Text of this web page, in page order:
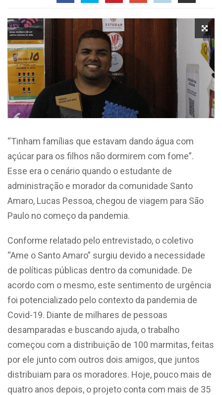
“Tinham famílias que estavam dando água com
açúcar para os filhos não dormirem com fome”.
Esse era o cenário quando o estudante de
administração e morador da comunidade Santo
Amaro, Lucas Pessoa, chegou de viagem para São
Paulo no começo da pandemia.
Conforme relatado pelo entrevistado, o coletivo
“Ame o Santo Amaro” surgiu devido a necessidade
de políticas públicas dentro da comunidade. De
acordo com o mesmo, este sentimento de urgência
foi potencializado pelo contexto da pandemia de
Covid-19. Diante de milhares de pessoas
desamparadas e buscando ajuda, o trabalho
começou com a distribuição de 100 marmitas, feitas
por ele junto com outros dois amigos, que juntos
distribuiam para os moradores. Hoje, pouco mais de
quatro anos depois, o projeto conta com mais de 35